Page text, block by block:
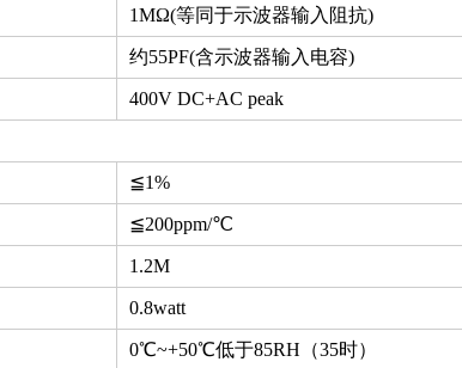
1MΩ(等同于示波器输入阻抗)
约55PF(含示波器输入电容)
400V DC+AC peak
≦1%
≦200ppm/℃
1.2M
0.8watt
0℃~+50℃低于85RH（35时）